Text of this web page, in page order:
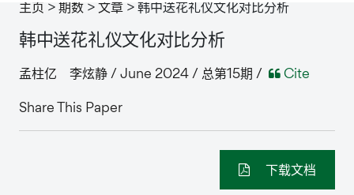
主页 >期数 >文章 >韩中送花礼仪文化对比分析
韩中送花礼仪文化对比分析
孟柱亿 李炫静 / June 2024 / 总第15期 / Cite
Share This Paper
下载文档